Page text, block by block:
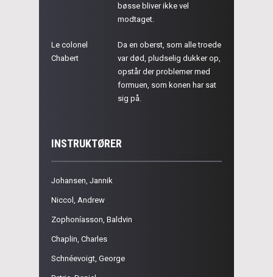
bøsse bliver ikke vel
modtaget.
Le colonel
Chabert
Da en oberst, som alle troede
var død, pludselig dukker op,
opstår der problemer med
formuen, som konen har sat
sig på.
INSTRUKTØRER
Johansen, Jannik
Niccol, Andrew
Zophoníasson, Baldvin
Chaplin, Charles
Schnéevoigt, George